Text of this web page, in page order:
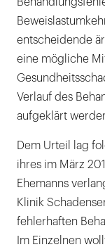
entscheidende
eine mögliche
Verlauf des
aufgeklärt
Dem Urteil lag
ihres im März
Ehemanns
Klinik
fehlerhaften
Im Einzelnen